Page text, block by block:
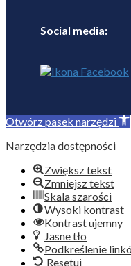
Social media:
Otwórz pasek narzędzi
Narzędzia dostępności
Zwiększ tekst
Zmniejsz tekst
Skala szarości
Wysoki kontrast
Kontrast ujemny
Jasne tło
Podkreślenie
Resetuj